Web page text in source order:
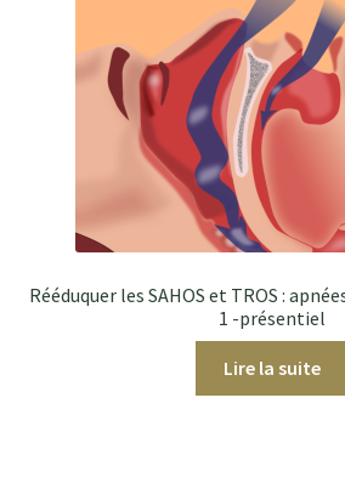
Rééduquer les SAHOS et TROS :
1 -présentiel
Lire la suite